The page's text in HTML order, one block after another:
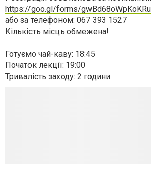
https://goo.gl/forms/
або за телефоном: 067 393 1527
Кількість місць обмежена!
Готуємо чай-каву: 18:45
Початок лекції: 19:00
Тривалість заходу: 2 години